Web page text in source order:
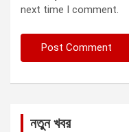
next time I comment.
নতুন খবর